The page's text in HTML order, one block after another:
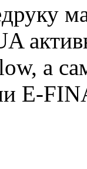
а
E-